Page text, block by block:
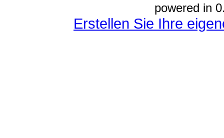
powered in
Erstellen Sie Ihre